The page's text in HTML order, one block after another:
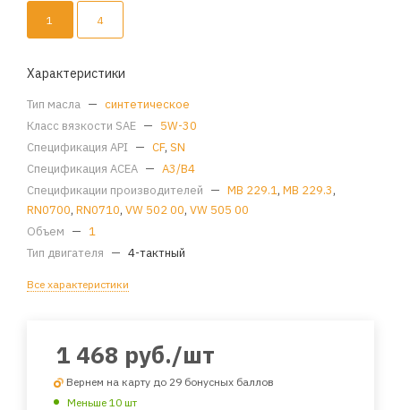
1 4
Характеристики
Тип масла — синтетическое
Класс вязкости SAE — 5W-30
Спецификация API — CF, SN
Спецификация ACEA — A3/B4
Спецификации производителей — MB 229.1, MB 229.3,
RN0700, RN0710, VW 502 00, VW 505 00
Объем — 1
Тип двигателя — 4-тактный
Все характеристики
1 468 руб./шт
Вернем на карту до 29 бонусных баллов
Меньше 10 шт